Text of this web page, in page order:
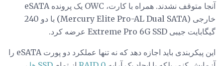
آنجا متوقف نشدند. همراه با کارت، OWC یک پرونده eSATA
خارجی (Mercury Elite Pro-AL Dual SATA) با دو 240
گیگابایت جیبی Extreme Pro 6G SSD عرضه کرد.
این پیکربندی باید اجازه دهد که نه تنها عملکرد دو پورت eSATA را